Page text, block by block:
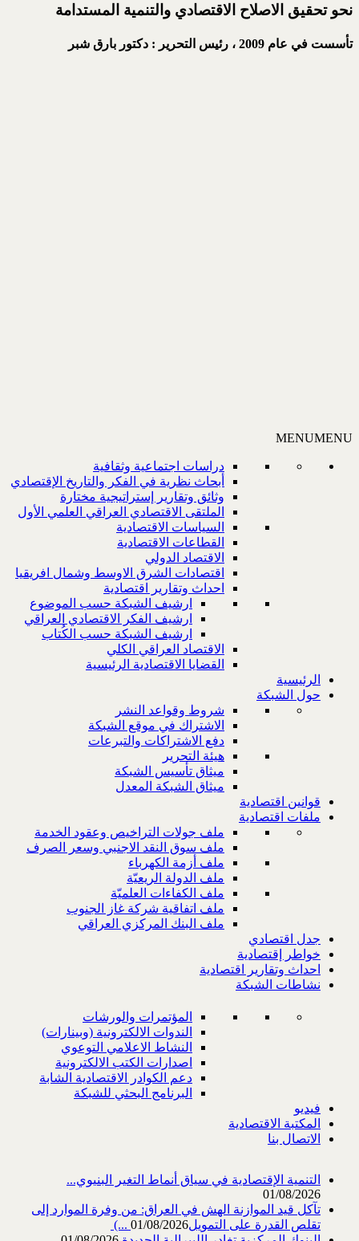
نحو تحقيق الاصلاح الاقتصادي والتنمية المستدامة
تأسست في عام 2009 ، رئيس التحرير : دكتور بارق شبر
MENUMENU
دراسات اجتماعية وثقافية
أبحاث نظرية في الفكر والتاريخ الإقتصادي
وثائق وتقارير إستراتيجية مختارة
الملتقى الاقتصادي العراقي العلمي الأول
السياسات الاقتصادية
القطاعات الاقتصادية
الاقتصاد الدولي
اقتصادات الشرق الاوسط وشمال افريقيا
احداث وتقارير اقتصادية
ارشيف الشبكة حسب الموضوع
ارشيف الفكر الاقتصادي العراقي
ارشيف الشبكة حسب الكُتاب
الاقتصاد العراقي الكلي
القضايا الاقتصادية الرئيسية
الرئيسية
حول الشبكة
شروط وقواعد النشر
الاشتراك في موقع الشبكة
دفع الاشتراكات والتبرعات
هيئة التحرير
ميثاق تأسيس الشبكة
ميثاق الشبكة المعدل
قوانين اقتصادية
ملفات اقتصادية
ملف جولات التراخيص وعقود الخدمة
ملف سوق النقد الاجنبي وسعر الصرف
ملف أزمة الكهرباء
ملف الدولة الريعيّة
ملف الكفاءات العلميّة
ملف اتفاقية شركة غاز الجنوب
ملف البنك المركزي العراقي
جدل اقتصادي
خواطر إقتصادية
احداث وتقارير اقتصادية
نشاطات الشبكة
المؤتمرات والورشات
الندوات الالكترونية (وبينارات)
النشاط الاعلامي التوعوي
اصدارات الكتب الالكترونية
دعم الكوادر الاقتصادية الشابة
البرنامج البحثي للشبكة
فيديو
المكتبة الاقتصادية
الاتصال بنا
التنمية الإقتصادية في سياق أنماط التغير البنيوي...
01/08/2026
تآكل قيد الموازنة الهش في العراق: من وفرة الموارد إلى
تقلص القدرة على التمويل‎ (...01/08/2026